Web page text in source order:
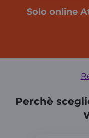
Solo online
Perchè